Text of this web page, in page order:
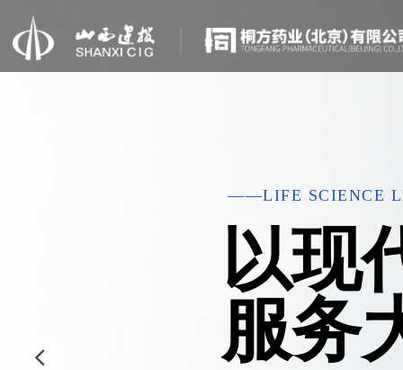
以现
服务
——LIFE SCIENCE